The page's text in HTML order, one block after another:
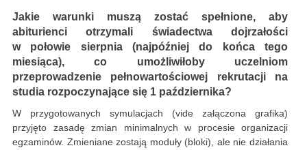
Jakie warunki muszą zostać spełnione, aby
abiturienci otrzymali świadectwa dojrzałości
w połowie sierpnia (najpóźniej do końca tego
miesiąca), co umożliwiłoby uczelniom
przeprowadzenie pełnowartościowej rekrutacji na
studia rozpoczynające się 1 października?
W przygotowanych symulacjach (vide załączona grafika)
przyjęto zasadę zmian minimalnych w procesie organizacji
egzaminów. Zmieniane zostają moduły (bloki), ale nie działania